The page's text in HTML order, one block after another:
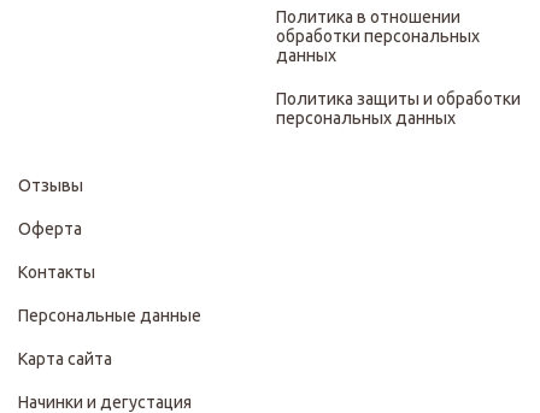
Политика в отношении
обработки персональных
данных
Политика защиты и обработки
персональных данных
Отзывы
Оферта
Контакты
Персональные данные
Карта сайта
Начинки и дегустация